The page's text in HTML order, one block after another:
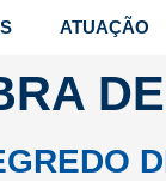
ATUAÇÃO